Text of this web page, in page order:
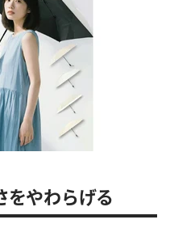
をやわらげる